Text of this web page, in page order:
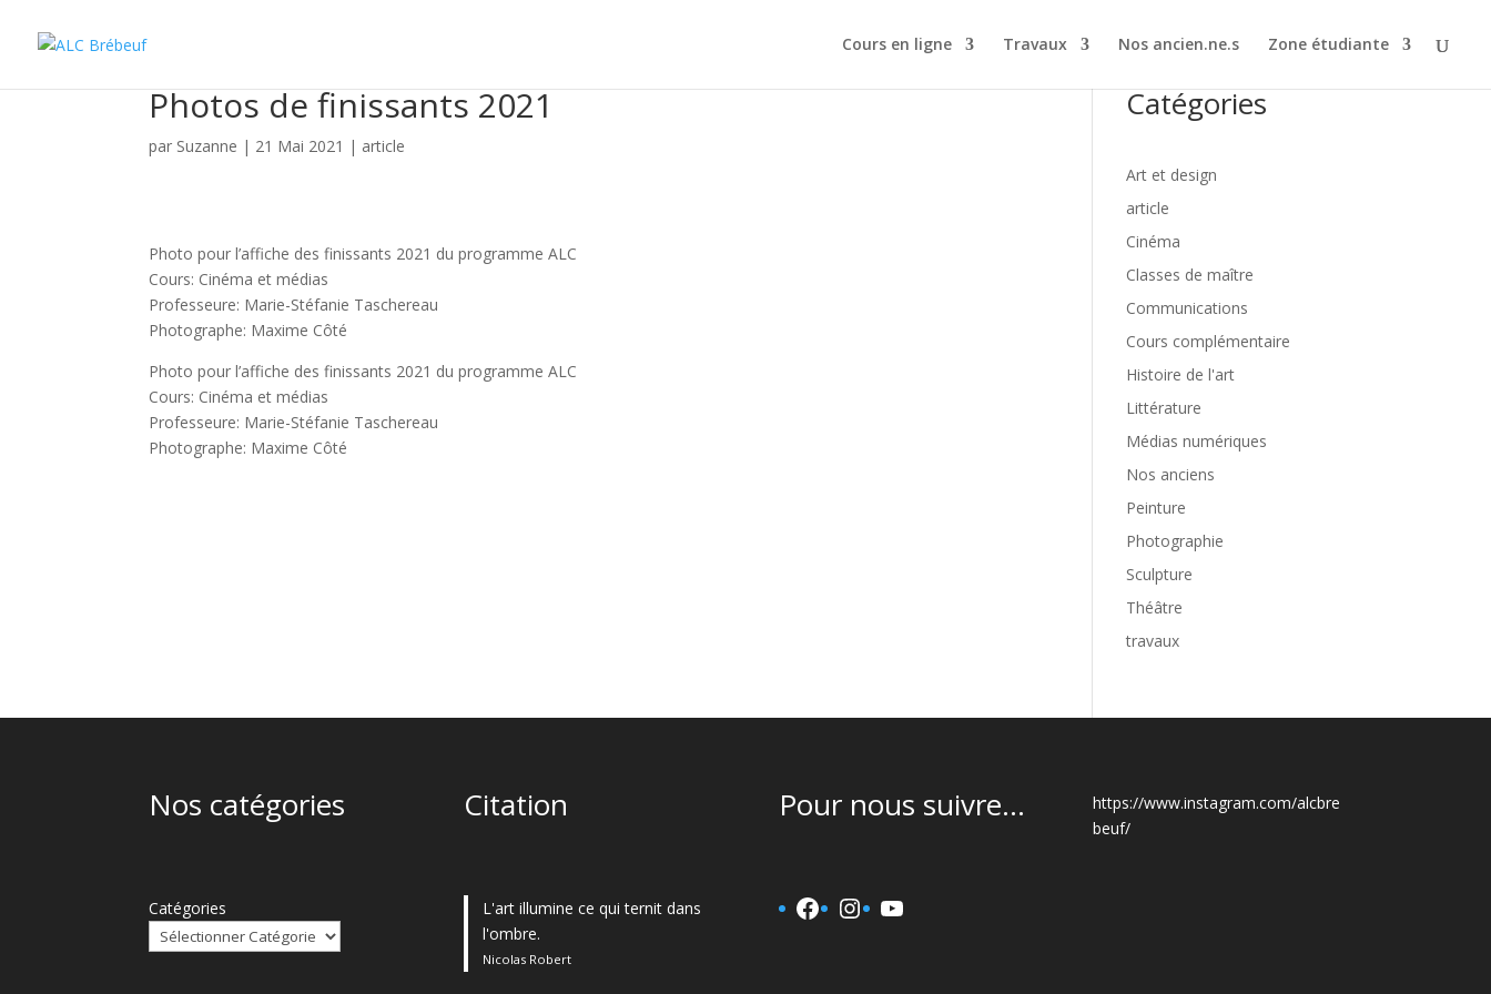
Cours en ligne Travaux Nos ancien.ne.s Zone étudiante
Photos de finissants 2021
par Suzanne | 21 Mai 2021 | article
Photo pour l’affiche des finissants 2021 du programme ALC
Cours: Cinéma et médias
Professeure: Marie-Stéfanie Taschereau
Photographe: Maxime Côté
Photo pour l’affiche des finissants 2021 du programme ALC
Cours: Cinéma et médias
Professeure: Marie-Stéfanie Taschereau
Photographe: Maxime Côté
Catégories
Art et design
article
Cinéma
Classes de maître
Communications
Cours complémentaire
Histoire de l'art
Littérature
Médias numériques
Nos anciens
Peinture
Photographie
Sculpture
Théâtre
travaux
Nos catégories
Catégories
Citation
L'art illumine ce qui ternit dans
l'ombre.
Nicolas Robert
Pour nous suivre...
Facebook
Instagram
YouTube
https://www.instagram.com/alcbre
beuf/